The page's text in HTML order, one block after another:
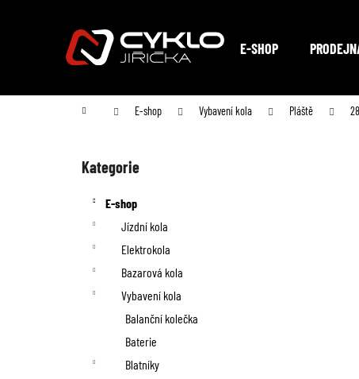
E-SHOP
Domů E-shop Vybavení kola Pláště
Přeskočit
Kategorie
E-shop
Jízdní kola
Elektrokola
Bazarová kola
Vybavení kola
Balanční kolečka
Baterie
Blatníky
Zpět
Zpět